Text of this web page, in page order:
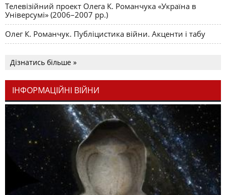
Телевізійний проект Олега К. Романчука «Україна в
Універсумі» (2006–2007 рр.)
Олег К. Романчук. Публіцистика війни. Акценти і табу
Дізнатись більше »
ІНФОРМАЦІЙНІ ВІЙНИ